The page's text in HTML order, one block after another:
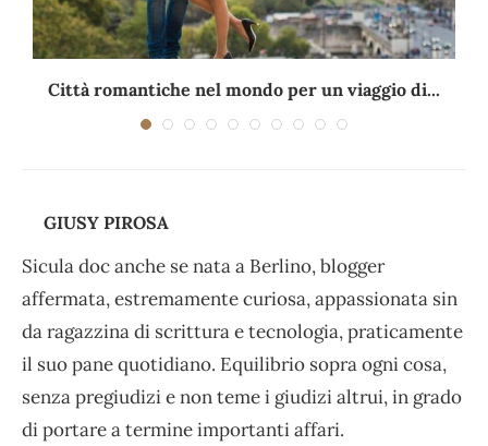
Città romantiche nel mondo per un viaggio di...
GIUSY PIROSA
Sicula doc anche se nata a Berlino, blogger
affermata, estremamente curiosa, appassionata sin
da ragazzina di scrittura e tecnologia, praticamente
il suo pane quotidiano. Equilibrio sopra ogni cosa,
senza pregiudizi e non teme i giudizi altrui, in grado
di portare a termine importanti affari.